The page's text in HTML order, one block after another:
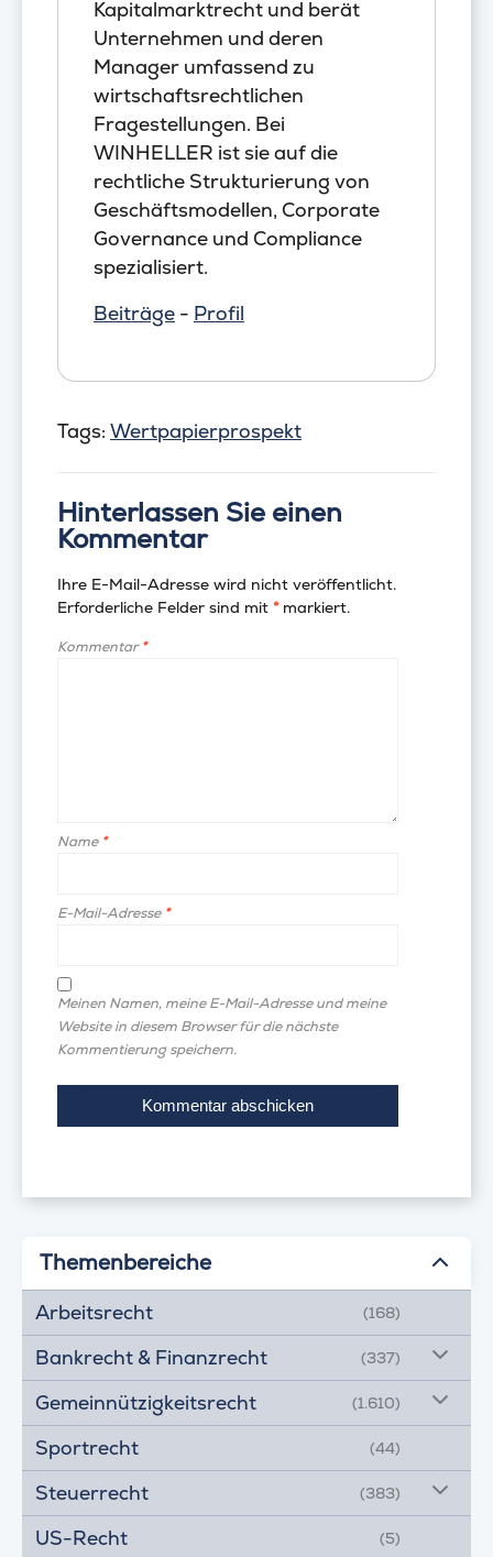
Kapitalmarktrecht und berät
Unternehmen und deren
Manager umfassend zu
wirtschaftsrechtlichen
Fragestellungen. Bei
WINHELLER ist sie auf die
rechtliche Strukturierung von
Geschäftsmodellen, Corporate
Governance und Compliance
spezialisiert.
Beiträge - Profil
Tags: Wertpapierprospekt
Hinterlassen Sie einen
Kommentar
Ihre E-Mail-Adresse wird nicht veröffentlicht.
Erforderliche Felder sind mit *markiert.
Kommentar*
Name *
E-Mail-Adresse *
Meinen Namen, meine E-Mail-Adresse und meine
Website in diesem Browser für die nächste
Kommentierung speichern.
Themenbereiche
Arbeitsrecht (168)
Bankrecht & Finanzrecht (337)
Gemeinnützigkeitsrecht (1.610)
Sportrecht (44)
Steuerrecht (383)
US-Recht (5)